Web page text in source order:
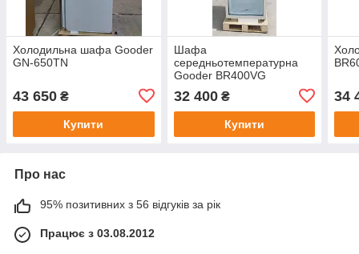
Холодильна шафа Gooder
GN-650TN
43 650 ₴
Купити
Шафа
середньотемпературна
Gooder BR400VG
32 400₴
Купити
34
Про нас
95% позитивних з 56 відгуків за рік
Працює з 03.08.2012